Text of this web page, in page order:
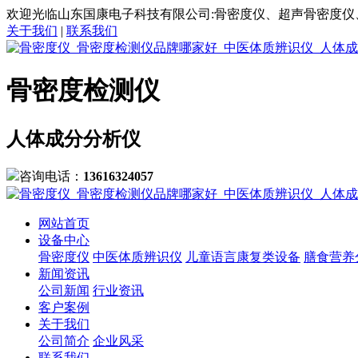
欢迎光临山东国康电子科技有限公司:骨密度仪、超声骨密度
关于我们 | 联系我们
骨密度检测仪
人体成分分析仪
咨询电话： 13616324057
网站首页
设备中心
骨密度仪 中医体质辨识仪 儿童语言康复类设备 膳食营
新闻资讯
公司新闻 行业资讯
客户案例
关于我们
公司简介 企业风采